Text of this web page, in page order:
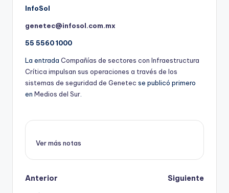
InfoSol
genetec@infosol.com.mx
55 5560 1000
La entrada Compañías de sectores con Infraestructura
Crítica impulsan sus operaciones a través de los
sistemas de seguridad de Genetec se publicó primero
en Medios del Sur
Ver más notas
Post
Anterior
Siguiente